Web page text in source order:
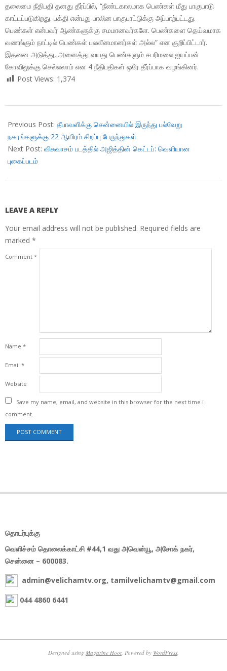
தலைமை நீதிபதி தனது தீர்ப்பில், “நீண்டகாலமாக பெண்கள் மீது பாகுபாடு
காட்டப்படுகிறது. பக்தி என்பது பாலின பாகுபாட்டுக்கு அப்பாற்பட்டது.
பெண்கள் என்பவர் ஆண்களுக்கு சமமானவர்களே. பெண்களை தெய்வமாக
வணங்கும் நாட்டில் பெண்கள் பலவீனமானர்கள் அல்ல” என குறிப்பிட்டார்.
இதனை அடுத்து, அனைத்து வயது பெண்களும் சபரிமலை ஐயப்பன்
கோவிலுக்கு செல்லலாம் என 4 நீதிபதிகள் ஒரே தீர்ப்பாக வழங்கினர்.
Post Views: 1,374
09-
28
Previous Post: தீபாவளிக்கு சென்னையில் இருந்து பல்வேறு
நகரங்களுக்கு 22 ஆயிரம் சிறப்பு பேருந்துகள்
Next Post: விசுவாசம் படத்தில் அஜித்தின் கெட்டப்: வெளியான
புகைப்படம்
LEAVE A REPLY
Your email address will not be published. Required fields are
marked *
Comment *
Name *
Email *
Website
Save my name, email, and website in this browser for the next time I
comment.
தொடர்புக்கு
வெளிச்சம் தொலைக்காட்சி #44,1 வது அவென்யூ, அசோக் நகர்,
சென்னை – 600083.
admin@velichamtv.org, tamilvelichamtv@gmail.com
044 4860 6441
Designed using Magazine Hoot . Powered by WordPress